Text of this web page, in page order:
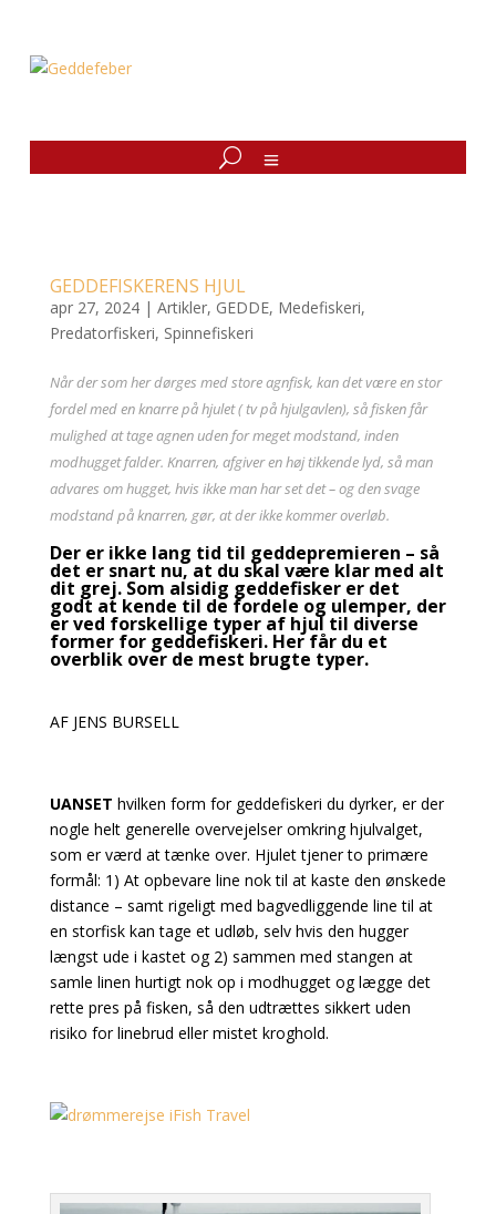
GEDDEFISKERENS HJUL
apr 27, 2024| Artikler, GEDDE, Medefiskeri,
Predatorfiskeri, Spinnefiskeri
Når der som her dørges med store agnfisk, kan det være en stor
fordel med en knarre på hjulet ( tv på hjulgavlen), så fisken får
mulighed at tage agnen uden for meget modstand, inden
modhugget falder. Knarren, afgiver en høj tikkende lyd, så man
advares om hugget, hvis ikke man har set det – og den svage
modstand på knarren, gør, at der ikke kommer overløb.
Der er ikke lang tid til geddepremieren – så
det er snart nu, at du skal være klar med alt
dit grej. Som alsidig geddefisker er det
godt at kende til de fordele og ulemper, der
er ved forskellige typer af hjul til diverse
former for geddefiskeri. Her får du et
overblik over de mest brugte typer.
AF JENS BURSELL
UANSET hvilken form for geddefiskeri du dyrker, er der
nogle helt generelle overvejelser omkring hjulvalget,
som er værd at tænke over. Hjulet tjener to primære
formål: 1) At opbevare line nok til at kaste den ønskede
distance – samt rigeligt med bagvedliggende line til at
en storfisk kan tage et udløb, selv hvis den hugger
længst ude i kastet og 2) sammen med stangen at
samle linen hurtigt nok op i modhugget og lægge det
rette pres på fisken, så den udtrættes sikkert uden
risiko for linebrud eller mistet kroghold.